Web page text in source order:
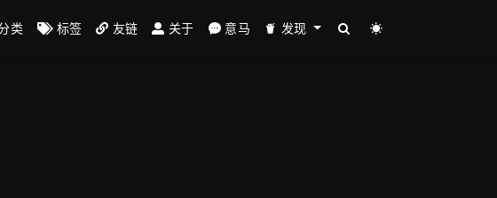
类 标签 友链 关于 意马 发现